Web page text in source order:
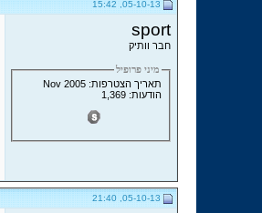
sport
חבר וותיק
מיני פרופיל
תאריך הצטרפות: Nov 2005
הודעות: 1,369